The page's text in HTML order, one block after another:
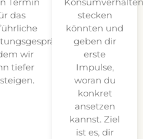
Termin
das
wir
tiefer
stecken
könnten und
geben dir
erste
Impulse,
woran du
konkret
ansetzen
kannst. Ziel
ist es, dir